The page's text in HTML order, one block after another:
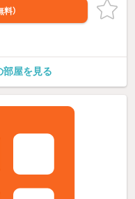
料）
部屋を見る